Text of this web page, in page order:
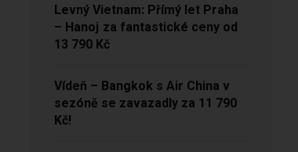
Levný Vietnam: Přímý let Praha
– Hanoj za fantastické ceny od
13 790 Kč
Vídeň – Bangkok s Air China v
sezóně se zavazadly za 11 790
Kč!